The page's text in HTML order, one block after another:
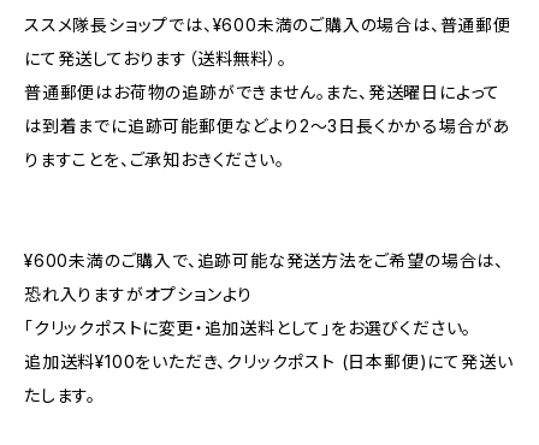
ススメ隊長ショップでは、¥600未満のご購入の場合は、普通郵便
にて発送しております（送料無料）。
普通郵便はお荷物の追跡ができません。また、発送曜日によって
は到着までに追跡可能郵便などより2〜3日長くかかる場合があ
りますことを、ご承知おきください。
¥600未満のご購入で、追跡可能な発送方法をご希望の場合は、
恐れ入りますがオプションより
「クリックポストに変更・追加送料として」をお選びください。
追加送料¥100をいただき、クリックポスト (日本郵便)にて発送い
たします。